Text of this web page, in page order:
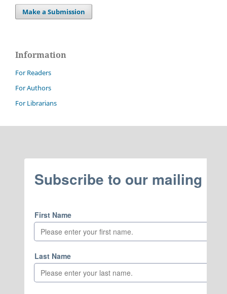
Make a Submission
Information
For Readers
For Authors
For Librarians